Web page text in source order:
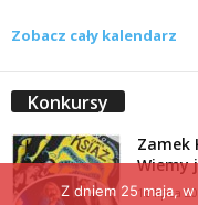
Zobacz cały kalendarz
Konkursy
Zamek
Wiemy
16 lipca
Z dniem 25 maja,